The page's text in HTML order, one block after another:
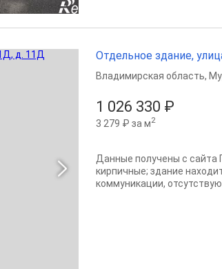
Отдельное здание,
1 026 330 ₽
3 279 ₽ за м2
Владимирская область,
Данные получены с сайта
кирпичные; здание
коммуникации,